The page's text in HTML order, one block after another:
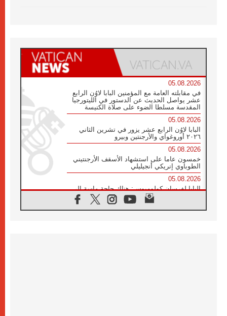
05.08.2026
في مقابلته العامة مع المؤمنين البابا لاوُن الرابع
عشر يواصل الحديث عن الدستور في الليتورجيا
المقدسة مسلطا الضوء على صلاة الكنيسة
05.08.2026
البابا لاوُن الرابع عشر يزور في تشرين الثاني
٢٠٢٦ أوروغواي والأرجنتين وبيرو
05.08.2026
خمسون عاما على استشهاد الأسقف الأرجنتيني
الطوباوي إنريكي أنجيليلي
05.08.2026
البابا لفرسان كولومبوس: هناك حاجة ماسة إلى
أنبياء تناغم يسعون إلى بناء الجسور
04.08.2026